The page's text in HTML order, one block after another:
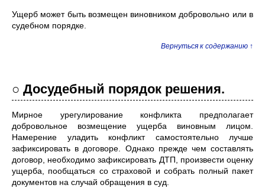
Ущерб может быть возмещен виновником добровольно или в
судебном порядке.
Вернуться к содержанию ↑
○ Досудебный порядок решения.
Мирное урегулирование конфликта предполагает
добровольное возмещение ущерба виновным лицом.
Намерение уладить конфликт самостоятельно лучше
зафиксировать в договоре. Однако прежде чем составлять
договор, необходимо зафиксировать ДТП, произвести оценку
ущерба, пообщаться со страховой и собрать полный пакет
документов на случай обращения в суд.